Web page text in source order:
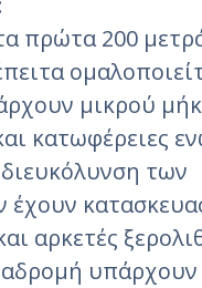
πρώτα 200
μικρού
κατωφέρειες
των
αρκετές